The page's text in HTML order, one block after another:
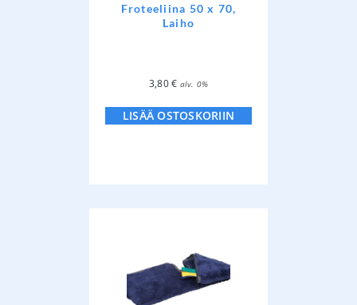
Froteeliina 50 x 70,
Laiho
3,80€ alv. 0%
LISÄÄ OSTOSKORIIN